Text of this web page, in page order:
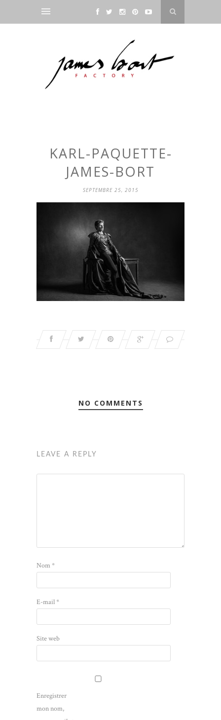
KARL-PAQUETTE-
JAMES-BORT
SEPTEMBRE 25, 2015
NO COMMENTS
LEAVE A REPLY
Nom*
E-mail*
Site web
Enregistrer
mon nom,